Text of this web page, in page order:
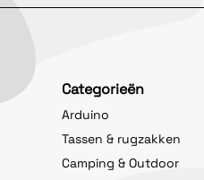
Categorieën
Arduino
Tassen & rugzakken
Camping & Outdoor